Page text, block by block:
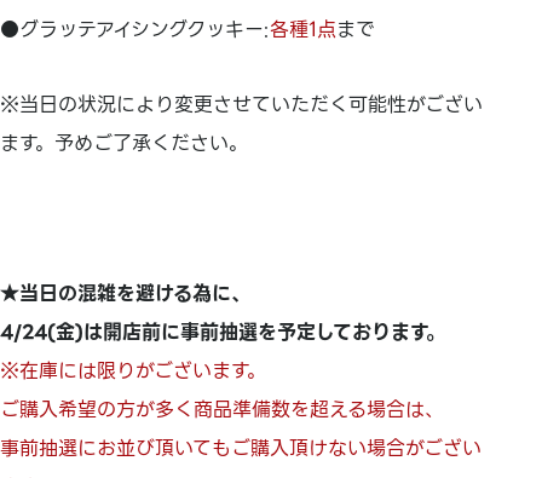
●グラッテアイシングクッキー:各種1点まで
※当日の状況により変更させていただく可能性がござい
ます。予めご了承ください。
★当日の混雑を避ける為に、
4/24(金)は開店前に事前抽選を予定しております。
※在庫には限りがございます。
ご購入希望の方が多く商品準備数を超える場合は、
事前抽選にお並び頂いてもご購入頂けない場合がござい